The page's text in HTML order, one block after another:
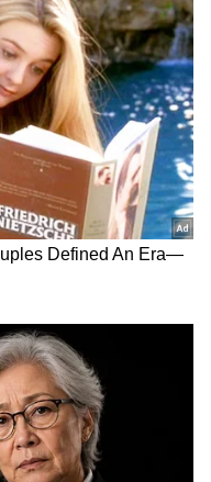
ಭಾರಿ
news ಅನ್ನು